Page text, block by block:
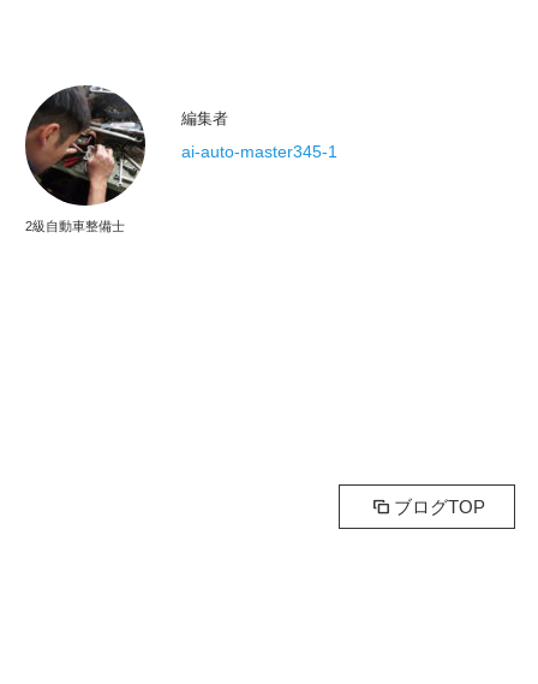
編集者
ai-auto-master345-1
2級自動車整備士
ブログTOP